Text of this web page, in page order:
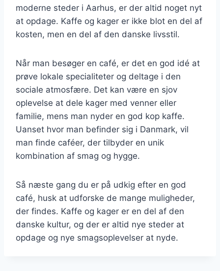
moderne steder i Aarhus, er der altid noget nyt
at opdage. Kaffe og kager er ikke blot en del af
kosten, men en del af den danske livsstil.
Når man besøger en café, er det en god idé at
prøve lokale specialiteter og deltage i den
sociale atmosfære. Det kan være en sjov
oplevelse at dele kager med venner eller
familie, mens man nyder en god kop kaffe.
Uanset hvor man befinder sig i Danmark, vil
man finde caféer, der tilbyder en unik
kombination af smag og hygge.
Så næste gang du er på udkig efter en god
café, husk at udforske de mange muligheder,
der findes. Kaffe og kager er en del af den
danske kultur, og der er altid nye steder at
opdage og nye smagsoplevelser at nyde.